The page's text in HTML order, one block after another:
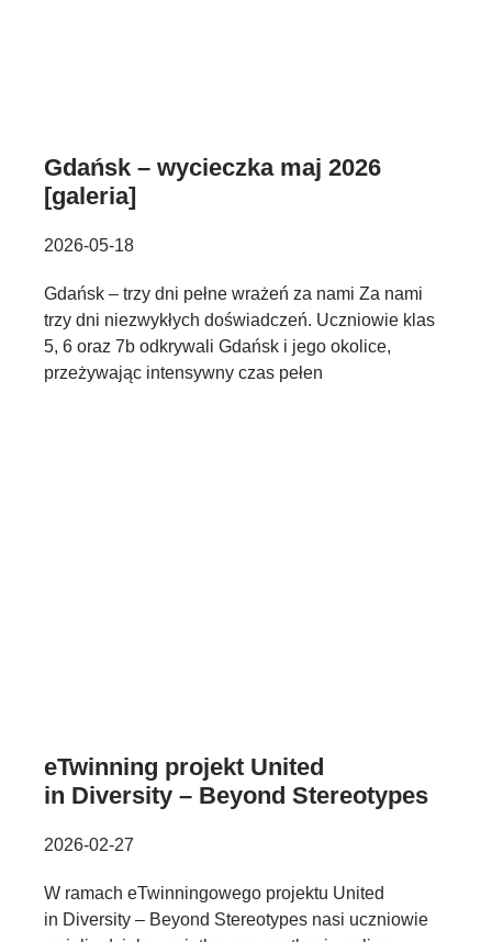
Gdańsk – wycieczka maj 2026
[galeria]
2026-05-18
Gdańsk – trzy dni pełne wrażeń za nami Za nami
trzy dni niezwykłych doświadczeń. Uczniowie klas
5, 6 oraz 7b odkrywali Gdańsk i jego okolice,
przeżywając intensywny czas pełen
eTwinning projekt United
in Diversity – Beyond Stereotypes
2026-02-27
W ramach eTwinningowego projektu United
in Diversity – Beyond Stereotypes nasi uczniowie